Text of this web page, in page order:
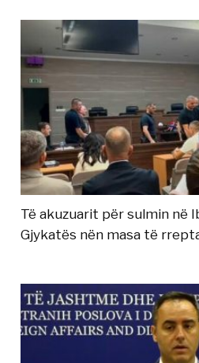
Të akuzuarit për sulmin në
Gjykatës nën masa të